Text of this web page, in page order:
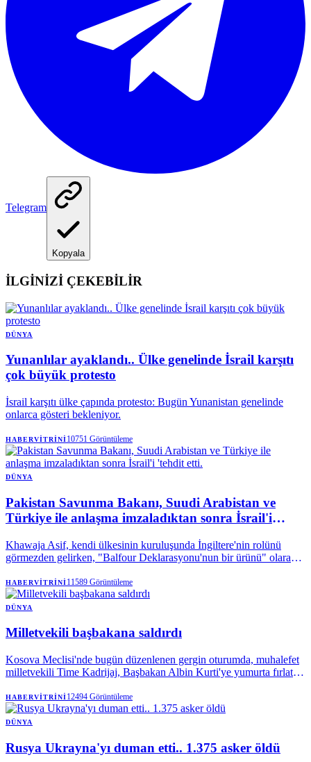
Telegram
Kopyala
İLGİNİZİ ÇEKEBİLİR
DÜNYA
Yunanlılar ayaklandı.. Ülke genelinde İsrail karşıtı
çok büyük protesto
İsrail karşıtı ülke çapında protesto: Bugün Yunanistan genelinde
onlarca gösteri bekleniyor.
HABERVITRINI10751 Görüntüleme
DÜNYA
Pakistan Savunma Bakanı, Suudi Arabistan ve
Türkiye ile anlaşma imzaladıktan sonra İsrail'i
Khawaja Asif, kendi ülkesinin kuruluşunda İngiltere'nin rolünü
görmezden gelirken, "Balfour Deklarasyonu'nun bir ürünü" olarak
askeri cephe" kurmaya çağırıyor.
HABERVITRINI11589 Görüntüleme
DÜNYA
Milletvekili başbakana saldırdı
Kosova Meclisi'nde bugün düzenlenen gergin oturumda, muhalefet
milletvekili Time Kadrijaj, Başbakan Albin Kurti'ye yumurta fırlattı.
verildi.
HABERVITRINI12494 Görüntüleme
DÜNYA
Rusya Ukrayna'yı duman etti.. 1.375 asker öldü